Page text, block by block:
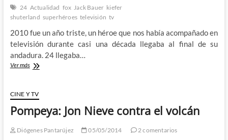
Arma
Letal
24
24 Actualidad fox Jack Bauer kiefer
shuterland superhéroes televisión tv
2010 fue un año triste, un héroe que nos había acompañado en
televisión durante casi una década llegaba al final de su
andadura. 24 llegaba…
Ver más24:
Day
–
Vuelve
Jack
Bauer,
CINE Y TV
Pompeya: Jon Nieve contra el volcán
Diógenes Pantarújez 05/05/2014
2 comentarios